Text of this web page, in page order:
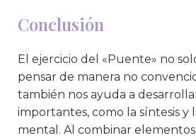
Conclusión
El ejercicio del «Puente» no
pensar de manera no
también nos ayuda a
importantes, como la síntesis y
mental. Al combinar elementos